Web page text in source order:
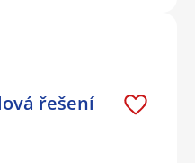
řešení